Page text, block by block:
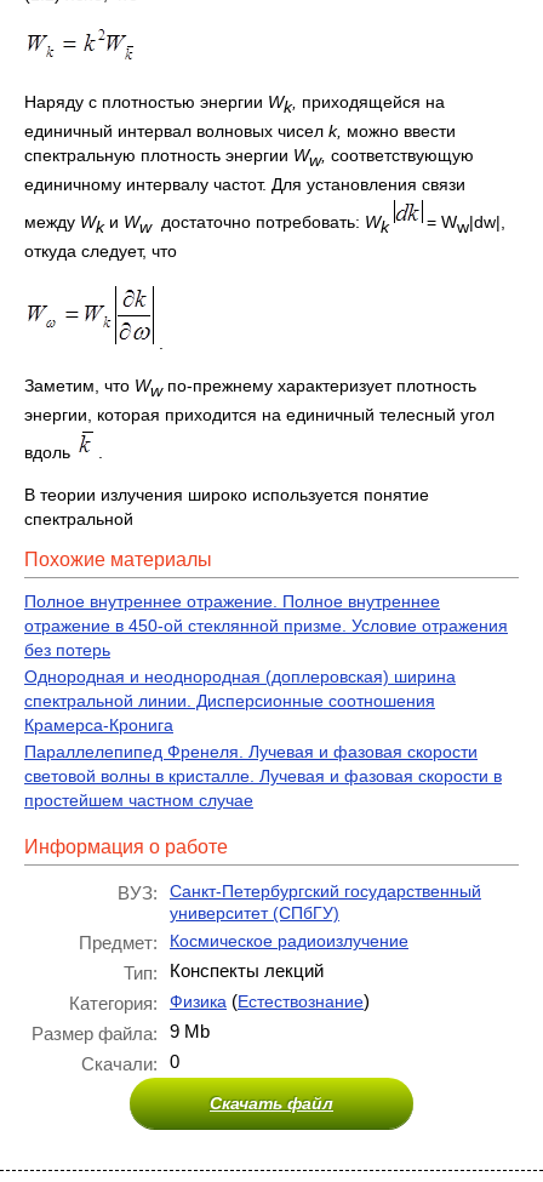
Наряду с плотностью энергии Wk, приходящейся на
единичный интервал волновых чисел k, можно ввести
спектральную плотность энергии Ww, соответствующую
единичному интервалу частот. Для установления связи
между Wkи Ww достаточно потребовать: Wk = Ww|dw|,
откуда следует, что
Заметим, что Wwпо-прежнему характеризует плотность
энергии, которая приходится на единичный телесный угол
вдоль
В теории излучения широко используется понятие
спектральной
Похожие материалы
Полное внутреннее отражение. Полное внутреннее
отражение в 450-ой стеклянной призме. Условие отражения
без потерь
Однородная и неоднородная (доплеровская) ширина
спектральной линии. Дисперсионные соотношения
Крамерса-Кронига
Параллелепипед Френеля. Лучевая и фазовая скорости
световой волны в кристалле. Лучевая и фазовая скорости в
простейшем частном случае
Информация о работе
ВУЗ:
Санкт-Петербургский государственный
университет (СПбГУ)
Предмет: Космическое радиоизлучение
Тип:
Конспекты лекций
Категория:
Физика (Естествознание)
Размер файла:
9 Mb
Скачали:
0
Скачать файл